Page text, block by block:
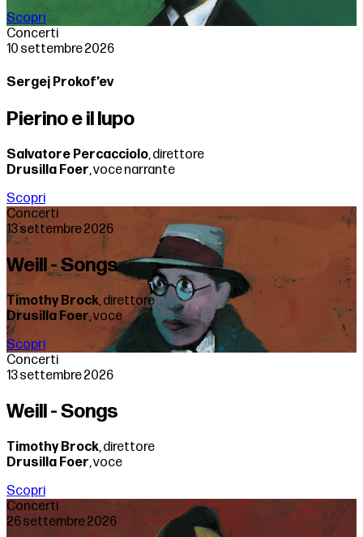
Scopri
Concerti
10 settembre 2026
Sergej Prokof’ev
Pierino e il lupo
Salvatore Percacciolo, direttore
Drusilla Foer, voce narrante
Scopri
Concerti
13 settembre 2026
Weill - Songs
Timothy Brock, direttore
Drusilla Foer, voce
Scopri
Concerti
13 settembre 2026
Weill - Songs
Timothy Brock, direttore
Drusilla Foer, voce
Scopri
Concerti
26 settembre 2026